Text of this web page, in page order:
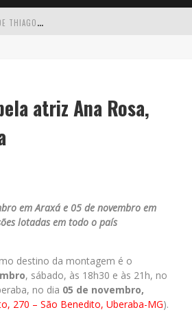
C
IRCUITO MINAS MUSICAL CHEGA A SABARÁ COM SHOW GRATUITO DE THIAGO DELEGADO, NATH RODRIGUES E TULIO ARAUJO
atriz Ana Rosa,
em Araxá e 05 de novembro em
lotadas em todo o país
destino da montagem é o
, sábado, às 18h30 e às 21h, no
no dia 05 de novembro,
270 – São Benedito, Uberaba-MG).